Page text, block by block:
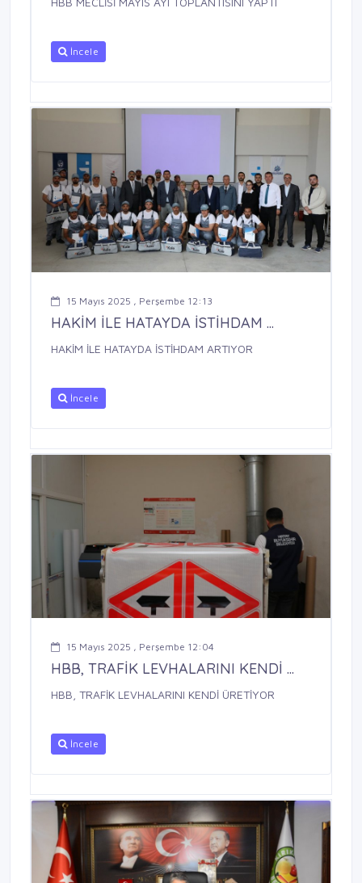
İncele
15 Mayıs 2025 , Perşembe 12:13
HAKİM İLE HATAYDA İSTİHDAM ...
HAKİM İLE HATAYDA İSTİHDAM ARTIYOR
İncele
15 Mayıs 2025 , Perşembe 12:04
HBB, TRAFİK LEVHALARINI KENDİ ...
HBB, TRAFİK LEVHALARINI KENDİ ÜRETİYOR
İncele